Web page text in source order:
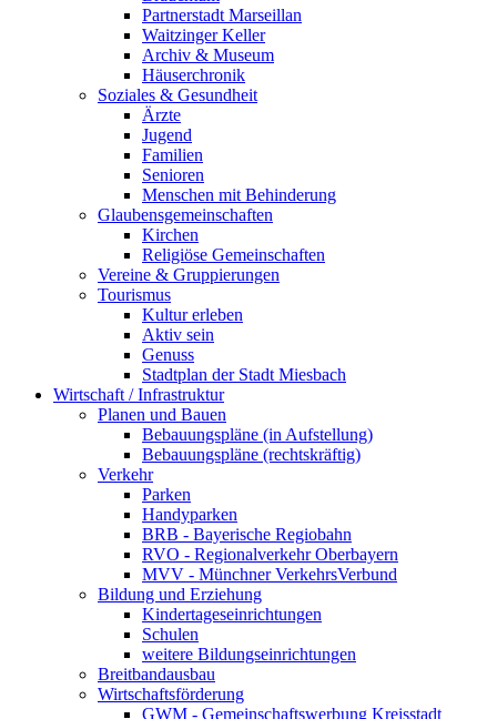
Partnerstadt Marseillan
Waitzinger Keller
Archiv & Museum
Häuserchronik
Soziales & Gesundheit
Ärzte
Jugend
Familien
Senioren
Menschen mit Behinderung
Glaubensgemeinschaften
Kirchen
Religiöse Gemeinschaften
Vereine & Gruppierungen
Tourismus
Kultur erleben
Aktiv sein
Genuss
Stadtplan der Stadt Miesbach
Wirtschaft / Infrastruktur
Planen und Bauen
Bebauungspläne (in Aufstellung)
Bebauungspläne (rechtskräftig)
Verkehr
Parken
Handyparken
BRB - Bayerische Regiobahn
RVO - Regionalverkehr Oberbayern
MVV - Münchner VerkehrsVerbund
Bildung und Erziehung
Kindertageseinrichtungen
Schulen
weitere Bildungseinrichtungen
Breitbandausbau
Wirtschaftsförderung
GWM - Gemeinschaftswerbung Kreisstadt